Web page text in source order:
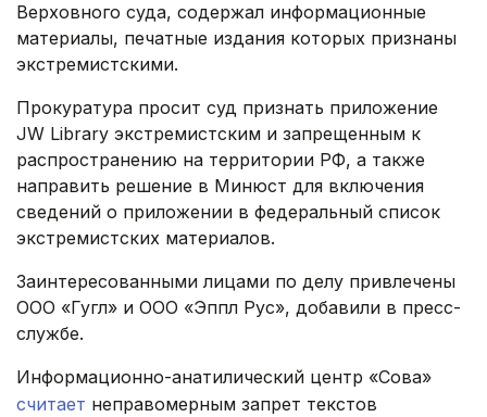
Верховного суда, содержал информационные
материалы, печатные издания которых признаны
экстремистскими.
Прокуратура просит суд признать приложение
JW Library экстремистским и запрещенным к
распространению на территории РФ, а также
направить решение в Минюст для включения
сведений о приложении в федеральный список
экстремистских материалов.
Заинтересованными лицами по делу привлечены
ООО «Гугл» и ООО «Эппл Рус», добавили в пресс-
службе.
Информационно-анатилический центр «Сова»
считает неправомерным запрет текстов